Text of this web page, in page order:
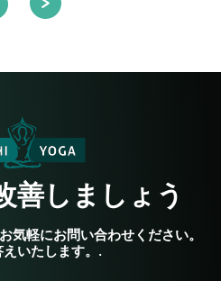
善しましょう
気軽にお問い合わせください。
いたします。.